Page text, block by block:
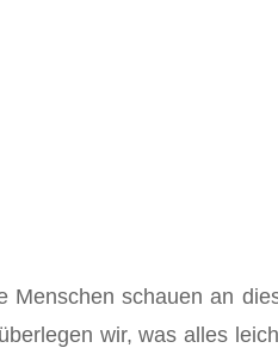
schauen an
wir, was alles